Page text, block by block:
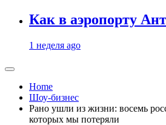
Как в аэропорту
1 неделя ago
Home
Шоу-бизнес
Рано ушли из жизни: восемь
которых мы потеряли